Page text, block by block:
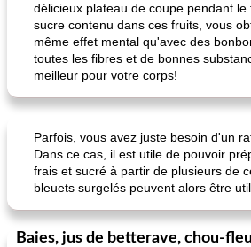
délicieux plateau de coupe pendant
sucre contenu dans ces fruits, vous
même effet mental qu'avec des
toutes les fibres et de bonnes
meilleur pour votre corps!
Parfois, vous avez juste besoin d'un
Dans ce cas, il est utile de pouvoir
frais et sucré à partir de plusieurs de
bleuets surgelés peuvent alors être
Baies, jus de betterave, chou-